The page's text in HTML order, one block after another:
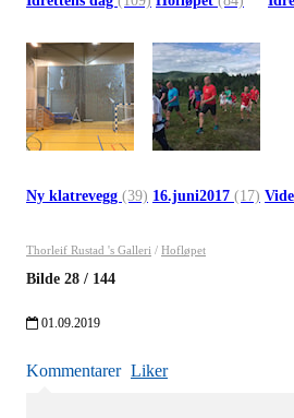
Ny klatrevegg (39) 16.juni2017 (17)
Thorleif Rustad 's Galleri / Hofløpet
Bilde 28 / 144
01.09.2019
Kommentarer Liker